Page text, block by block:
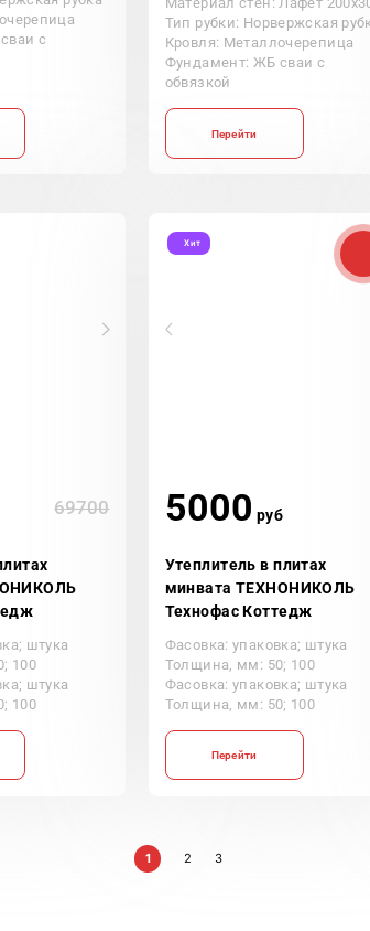
с
Тип рубки: Норвержская
Кровля: Металлочерепица
Фундамент: ЖБ сваи с
обвязкой
Перейти
69700
штука
100
штука
100
Хит
5000 руб
Утеплитель в плитах
минвата ТЕХНОНИКОЛЬ
Технофас Коттедж
Фасовка: упаковка; штука
Толщина, мм: 50; 100
Фасовка: упаковка; штука
Толщина, мм: 50; 100
Перейти
1 2 3